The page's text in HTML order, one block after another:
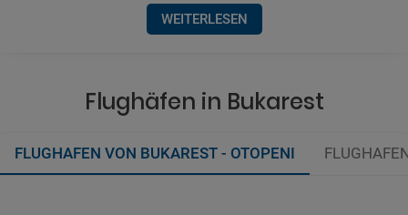
WEITERLESEN
Flughäfen in Bukarest
FLUGHAFEN VON BUKAREST - OTOPENI